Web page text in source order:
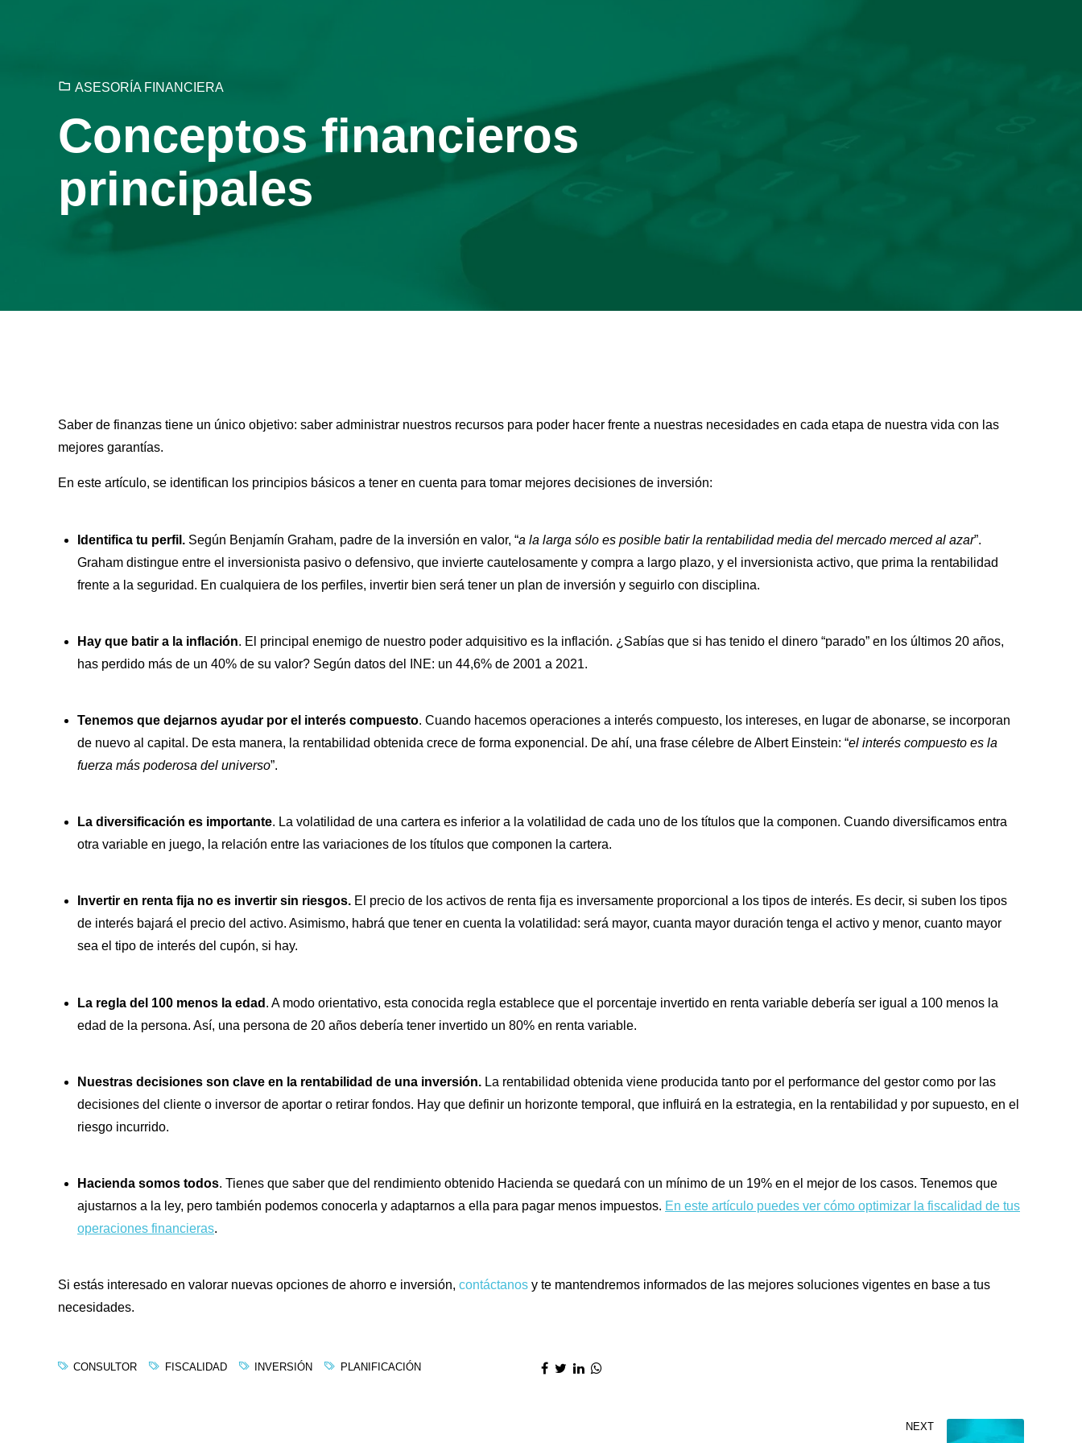
ASESORÍA FINANCIERA
Conceptos financieros
principales
Saber de finanzas tiene un único objetivo: saber administrar nuestros recursos para poder hacer frente a nuestras necesidades en cada etapa de nuestra vida con las
mejores garantías.
En este artículo, se identifican los principios básicos a tener en cuenta para tomar mejores decisiones de inversión:
Identifica tu perfil. Según Benjamín Graham, padre de la inversión en valor, “a la larga sólo es posible batir la rentabilidad media del mercado merced al azar”.
Graham distingue entre el inversionista pasivo o defensivo, que invierte cautelosamente y compra a largo plazo, y el inversionista activo, que prima la rentabilidad
frente a la seguridad. En cualquiera de los perfiles, invertir bien será tener un plan de inversión y seguirlo con disciplina.
Hay que batir a la inflación. El principal enemigo de nuestro poder adquisitivo es la inflación. ¿Sabías que si has tenido el dinero “parado” en los últimos 20 años,
has perdido más de un 40% de su valor? Según datos del INE: un 44,6% de 2001 a 2021.
Tenemos que dejarnos ayudar por el interés compuesto. Cuando hacemos operaciones a interés compuesto, los intereses, en lugar de abonarse, se incorporan
de nuevo al capital. De esta manera, la rentabilidad obtenida crece de forma exponencial. De ahí, una frase célebre de Albert Einstein: “el interés compuesto es la
fuerza más poderosa del universo”.
La diversificación es importante. La volatilidad de una cartera es inferior a la volatilidad de cada uno de los títulos que la componen. Cuando diversificamos entra
otra variable en juego, la relación entre las variaciones de los títulos que componen la cartera.
Invertir en renta fija no es invertir sin riesgos. El precio de los activos de renta fija es inversamente proporcional a los tipos de interés. Es decir, si suben los tipos
de interés bajará el precio del activo. Asimismo, habrá que tener en cuenta la volatilidad: será mayor, cuanta mayor duración tenga el activo y menor, cuanto mayor
sea el tipo de interés del cupón, si hay.
La regla del 100 menos la edad . A modo orientativo, esta conocida regla establece que el porcentaje invertido en renta variable debería ser igual a 100 menos la
edad de la persona. Así, una persona de 20 años debería tener invertido un 80% en renta variable.
Nuestras decisiones son clave en la rentabilidad de una inversión. La rentabilidad obtenida viene producida tanto por el performance del gestor como por las
decisiones del cliente o inversor de aportar o retirar fondos. Hay que definir un horizonte temporal, que influirá en la estrategia, en la rentabilidad y por supuesto, en el
riesgo incurrido.
Hacienda somos todos. Tienes que saber que del rendimiento obtenido Hacienda se quedará con un mínimo de un 19% en el mejor de los casos. Tenemos que
ajustarnos a la ley, pero también podemos conocerla y adaptarnos a ella para pagar menos impuestos. En este artículo puedes ver cómo optimizar la fiscalidad de tus
operaciones financieras.
Si estás interesado en valorar nuevas opciones de ahorro e inversión, contáctanos y te mantendremos informados de las mejores soluciones vigentes en base a tus
necesidades.
CONSULTOR FISCALIDAD INVERSIÓN PLANIFICACIÓN
NEXT